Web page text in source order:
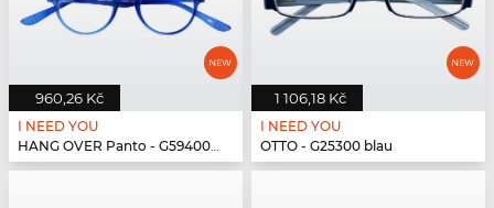
960,26 Kč
I NEED YOU
HANG OVER Panto - G59400 blau
1 106,18 Kč
I NEED YOU
OTTO - G25300 blau